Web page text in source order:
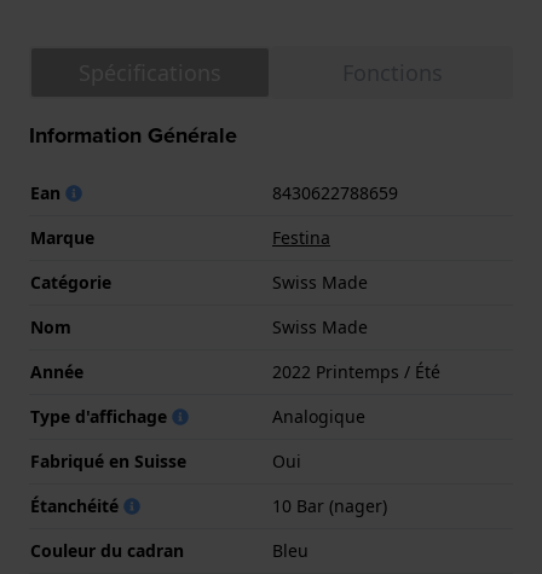
Information Générale
Ean
8430622788659
Marque
Festina
Catégorie
Swiss Made
Nom
Swiss Made
Année
2022 Printemps / Été
Type d'affichage
Analogique
Fabriqué en Suisse
Oui
Étanchéité
10 Bar (nager)
Couleur du cadran
Bleu